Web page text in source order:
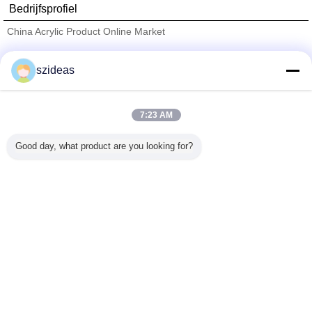
Bedrijfsprofiel
China Acrylic Product Online Market
Trust Seal
Alle producten
szideas
7:23 AM
Good day, what product are you looking for?